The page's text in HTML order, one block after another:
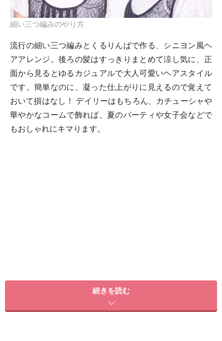
細い三つ編みのやり方
流行の細い三つ編みとくるりんぱで作る、シニヨン風ヘ
アアレンジ。後ろの髪はすっきりまとめて涼し気に、正
面から見るとゆるカジュアルで大人可愛いヘアスタイル
です。簡単なのに、凝った仕上がりに見えるので覚えて
おいて損はなし！ デイリーはもちろん、カチューシャや
華やかなコームで飾れば、夏のパーティや女子会などで
もおしゃれにキマります。
続きを読む